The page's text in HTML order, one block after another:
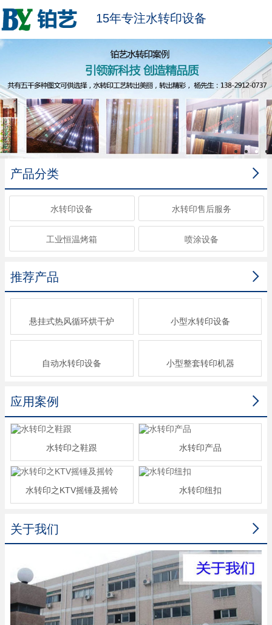
15年专注水转印设备

产品分类
水转印设备 水转印售后服务
工业恒温烤箱 喷涂设备

推荐产品
悬挂式热风循环烘干炉 小型水转印设备
自动水转印设备 小型整套转印机器

应用案例
水转印之鞋跟 水转印产品
水转印之KTV摇锤及摇铃 水转印纽扣

关于我们